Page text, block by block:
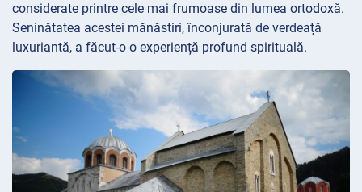
considerate printre cele mai frumoase din lumea ortodoxă.
Seninătatea acestei mănăstiri, înconjurată de verdeață
luxuriantă, a făcut-o o experiență profund spirituală.